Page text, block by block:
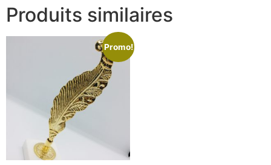
Produits similaires
Promo!